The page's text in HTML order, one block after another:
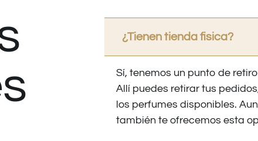
¿Tienen tienda fisica?
Sí, tenemos un punto de
Allí puedes retirar tus
los perfumes disponibles.
también te ofrecemos esta